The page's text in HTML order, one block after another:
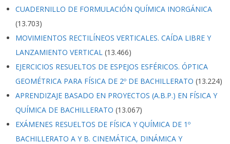
CUADERNILLO DE FORMULACIÓN QUÍMICA INORGÁNICA
(13.703)
MOVIMIENTOS RECTILÍNEOS VERTICALES. CAÍDA LIBRE Y
LANZAMIENTO VERTICAL (13.466)
EJERCICIOS RESUELTOS DE ESPEJOS ESFÉRICOS. ÓPTICA
GEOMÉTRICA PARA FÍSICA DE 2º DE BACHILLERATO (13.224)
APRENDIZAJE BASADO EN PROYECTOS (A.B.P.) EN FÍSICA Y
QUÍMICA DE BACHILLERATO (13.067)
EXÁMENES RESUELTOS DE FÍSICA Y QUÍMICA DE 1º
BACHILLERATO A Y B. CINEMÁTICA, DINÁMICA Y